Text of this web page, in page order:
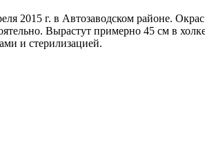
2015 г. в Автозаводском районе.
Вырастут примерно 45 см в
и стерилизацией.